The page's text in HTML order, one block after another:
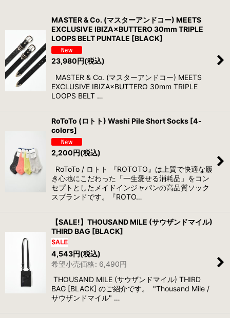
MASTER & Co. (マスターアンドコー) MEETS
EXCLUSIVE IBIZA×BUTTERO 30mm TRIPLE
LOOPS BELT PUNTALE [BLACK]
23,980円(税込)
MASTER & Co. (マスターアンドコー) MEETS
EXCLUSIVE IBIZA×BUTTERO 30mm TRIPLE
LOOPS BELT …
RoToTo (ロトト) Washi Pile Short Socks [4-
colors]
2,200円(税込)
RoToTo / ロトト 『ROTOTO』は上質で快適な履
き心地にこだわった「一生愛せる消耗品」をコン
セプトとしたメイドインジャパンの高品質ソック
スブランドです。『ROTO…
【SALE!】THOUSAND MILE (サウザンドマイル)
THIRD BAG [BLACK]
4,543円(税込)
希望小売価格: 6,490円
THOUSAND MILE (サウザンドマイル) THIRD
BAG [BLACK] のご紹介です。 "Thousand Mile /
サウザンドマイル" …